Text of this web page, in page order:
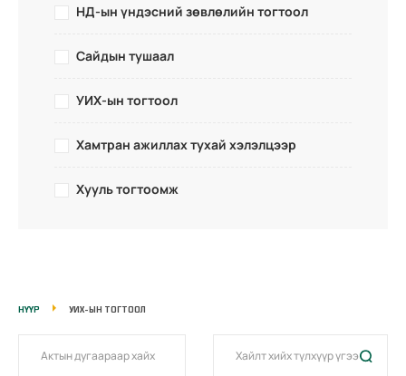
НД-ын үндэсний зөвлөлийн тогтоол
Сайдын тушаал
УИХ-ын тогтоол
Хамтран ажиллах тухай хэлэлцээр
Хууль тогтоомж
НҮҮР УИХ-ЫН ТОГТООЛ